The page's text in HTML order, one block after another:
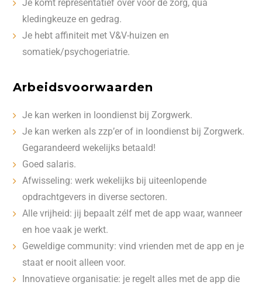
Je komt representatief over voor de zorg, qua
kledingkeuze en gedrag.
Je hebt affiniteit met V&V-huizen en
somatiek/psychogeriatrie.
Arbeidsvoorwaarden
Je kan werken in loondienst bij Zorgwerk.
Je kan werken als zzp’er of in loondienst bij Zorgwerk.
Gegarandeerd wekelijks betaald!
Goed salaris.
Afwisseling: werk wekelijks bij uiteenlopende
opdrachtgevers in diverse sectoren.
Alle vrijheid: jij bepaalt zélf met de app waar, wanneer
en hoe vaak je werkt.
Geweldige community: vind vrienden met de app en je
staat er nooit alleen voor.
Innovatieve organisatie: je regelt alles met de app die